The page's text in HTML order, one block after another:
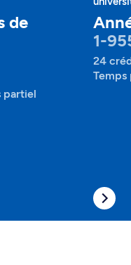
de
partiel
1-
24
Temps